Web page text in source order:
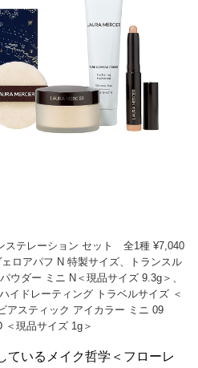
テレーション セット 全1種 ¥7,040
ロアパフ N 特製サイズ、トランスル
ウダー ミニ N＜現品サイズ 9.3g＞、
イドレーティング トラベルサイズ ＜
アスティック アイカラー ミニ 09
＜現品サイズ 1g＞
ているメイク哲学＜フローレ